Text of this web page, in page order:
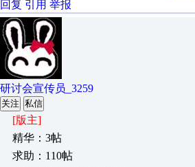
回复 引用 举报
研讨会宣传员_3259
关注 私信
[版主]
精华：3帖
求助：110帖